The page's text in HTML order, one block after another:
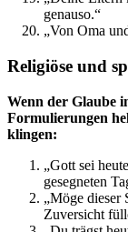
genauso.“
„Von Oma
Religiöse und
Wenn der Glaube
Formulierungen
klingen:
„Gott sei
gesegneten
„Möge dieser
Zuversicht